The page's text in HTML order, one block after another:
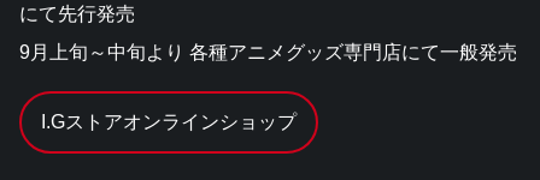
にて先行発売
9月上旬～中旬より 各種アニメグッズ専門店にて一般発売
I.Gストアオンラインショップ